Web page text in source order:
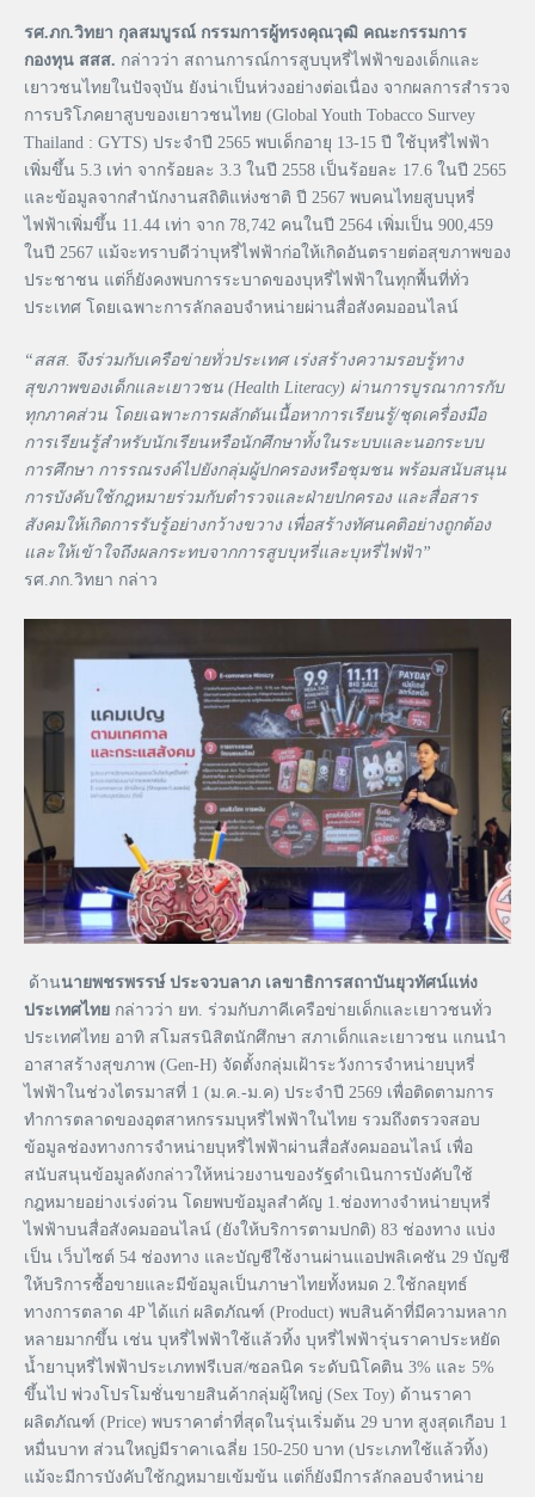
รศ.ภก.วิทยา กุลสมบูรณ์ กรรมการผู้ทรงคุณวุฒิ คณะกรรมการ
กองทุน สสส. กล่าวว่า สถานการณ์การสูบบุหรี่ไฟฟ้าของเด็กและ
เยาวชนไทยในปัจจุบัน ยังน่าเป็นห่วงอย่างต่อเนื่อง จากผลการสำรวจ
การบริโภคยาสูบของเยาวชนไทย (Global Youth Tobacco Survey
Thailand : GYTS) ประจำปี 2565 พบเด็กอายุ 13-15 ปี ใช้บุหรี่ไฟฟ้า
เพิ่มขึ้น 5.3 เท่า จากร้อยละ 3.3 ในปี 2558 เป็นร้อยละ 17.6 ในปี 2565
และข้อมูลจากสำนักงานสถิติแห่งชาติ ปี 2567 พบคนไทยสูบบุหรี่
ไฟฟ้าเพิ่มขึ้น 11.44 เท่า จาก 78,742 คนในปี 2564 เพิ่มเป็น 900,459
ในปี 2567 แม้จะทราบดีว่าบุหรี่ไฟฟ้าก่อให้เกิดอันตรายต่อสุขภาพของ
ประชาชน แต่ก็ยังคงพบการระบาดของบุหรี่ไฟฟ้าในทุกพื้นที่ทั่ว
ประเทศ โดยเฉพาะการลักลอบจำหน่ายผ่านสื่อสังคมออนไลน์
“สสส. จึงร่วมกับเครือข่ายทั่วประเทศ เร่งสร้างความรอบรู้ทาง
สุขภาพของเด็กและเยาวชน (Health Literacy) ผ่านการบูรณาการกับ
ทุกภาคส่วน โดยเฉพาะการผลักดันเนื้อหาการเรียนรู้/ชุดเครื่องมือ
การเรียนรู้สำหรับนักเรียนหรือนักศึกษาทั้งในระบบและนอกระบบ
การศึกษา การรณรงค์ไปยังกลุ่มผู้ปกครองหรือชุมชน พร้อมสนับสนุน
การบังคับใช้กฎหมายร่วมกับตำรวจและฝ่ายปกครอง และสื่อสาร
สังคมให้เกิดการรับรู้อย่างกว้างขวาง เพื่อสร้างทัศนคติอย่างถูกต้อง
และให้เข้าใจถึงผลกระทบจากการสูบบุหรี่และบุหรี่ไฟฟ้า”
รศ.ภก.วิทยา กล่าว
ด้านนายพชรพรรษ์ ประจวบลาภ เลขาธิการสถาบันยุวทัศน์แห่ง
ประเทศไทย กล่าวว่า ยท. ร่วมกับภาคีเครือข่ายเด็กและเยาวชนทั่ว
ประเทศไทย อาทิ สโมสรนิสิตนักศึกษา สภาเด็กและเยาวชน แกนนำ
อาสาสร้างสุขภาพ (Gen-H) จัดตั้งกลุ่มเฝ้าระวังการจำหน่ายบุหรี่
ไฟฟ้าในช่วงไตรมาสที่ 1 (ม.ค.-ม.ค) ประจำปี 2569 เพื่อติดตามการ
ทำการตลาดของอุตสาหกรรมบุหรี่ไฟฟ้าในไทย รวมถึงตรวจสอบ
ข้อมูลช่องทางการจำหน่ายบุหรี่ไฟฟ้าผ่านสื่อสังคมออนไลน์ เพื่อ
สนับสนุนข้อมูลดังกล่าวให้หน่วยงานของรัฐดำเนินการบังคับใช้
กฎหมายอย่างเร่งด่วน โดยพบข้อมูลสำคัญ 1.ช่องทางจำหน่ายบุหรี่
ไฟฟ้าบนสื่อสังคมออนไลน์ (ยังให้บริการตามปกติ) 83 ช่องทาง แบ่ง
เป็น เว็บไซต์ 54 ช่องทาง และบัญชีใช้งานผ่านแอปพลิเคชัน 29 บัญชี
ให้บริการซื้อขายและมีข้อมูลเป็นภาษาไทยทั้งหมด 2.ใช้กลยุทธ์
ทางการตลาด 4P ได้แก่ ผลิตภัณฑ์ (Product) พบสินค้าที่มีความหลาก
หลายมากขึ้น เช่น บุหรี่ไฟฟ้าใช้แล้วทิ้ง บุหรี่ไฟฟ้ารุ่นราคาประหยัด
น้ำยาบุหรี่ไฟฟ้าประเภทฟรีเบส/ซอลนิค ระดับนิโคติน 3% และ 5%
ขึ้นไป พ่วงโปรโมชั่นขายสินค้ากลุ่มผู้ใหญ่ (Sex Toy) ด้านราคา
ผลิตภัณฑ์ (Price) พบราคาต่ำที่สุดในรุ่นเริ่มต้น 29 บาท สูงสุดเกือบ 1
หมื่นบาท ส่วนใหญ่มีราคาเฉลี่ย 150-250 บาท (ประเภทใช้แล้วทิ้ง)
แม้จะมีการบังคับใช้กฎหมายเข้มข้น แต่ก็ยังมีการลักลอบจำหน่าย